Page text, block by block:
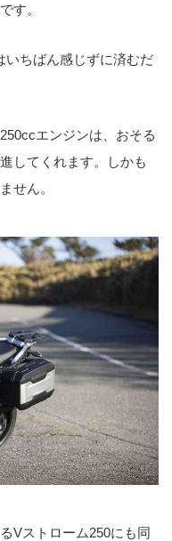
す。
いちばん感じずに済むだ
エンジンは、おそる
してくれます。しかも
せん。
Vストローム250にも同